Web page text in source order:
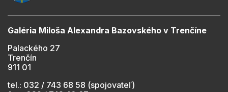
Galéria Miloša Alexandra Bazovského v Trenčíne
Palackého 27
Trenčín
911 01
tel.: 032 / 743 68 58 (spojovateľ)